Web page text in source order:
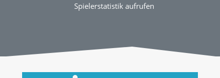
Spielerstatistik aufrufen